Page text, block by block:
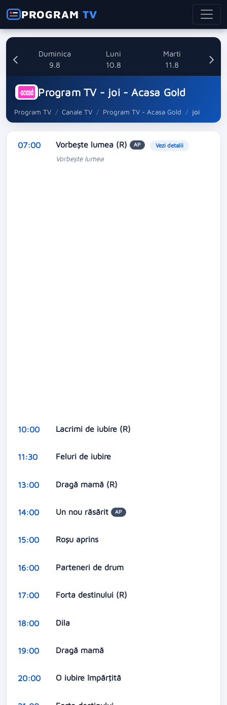
PROGRAMTV
Duminica
9.8
Luni
10.8
Marti
11.8
Program TV - joi - Acasa Gold
Program TV Canale TV Program TV - Acasa Gold joi
07:00 Vorbeşte lumea (R) AP Vezi detalii
Vorbeşte lumea
10:00 Lacrimi de iubire (R)
11:30 Feluri de iubire
13:00 Dragă mamă (R)
14:00 Un nou răsărit AP
15:00 Roşu aprins
16:00 Parteneri de drum
17:00 Forta destinului (R)
18:00 Dila
19:00 Dragă mamă
20:00 O iubire împărţită